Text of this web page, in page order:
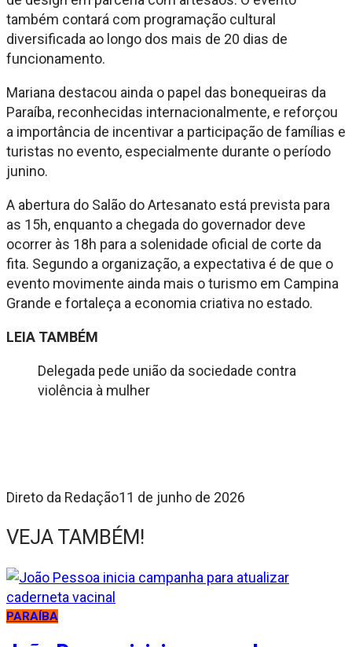
também contará com programação cultural
diversificada ao longo dos mais de 20 dias de
funcionamento.
Mariana destacou ainda o papel das bonequeiras da
Paraíba, reconhecidas internacionalmente, e reforçou
a importância de incentivar a participação de famílias e
turistas no evento, especialmente durante o período
junino.
A abertura do Salão do Artesanato está prevista para
as 15h, enquanto a chegada do governador deve
ocorrer às 18h para a solenidade oficial de corte da
fita. Segundo a organização, a expectativa é de que o
evento movimente ainda mais o turismo em Campina
Grande e fortaleça a economia criativa no estado.
LEIA TAMBÉM
Delegada pede união da sociedade contra
violência à mulher
Direto da Redação11 de junho de 2026
VEJA TAMBÉM!
PARAÍBA